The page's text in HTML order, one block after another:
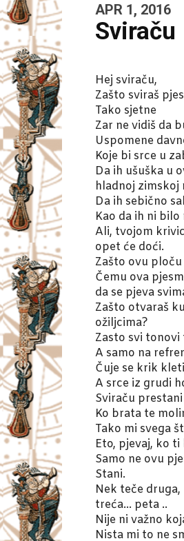
APR 1, 2016
Sviraču
Hej sviraču,
Zašto sviraš
Tako sjetne
Zar ne vidiš da
Uspomene
Koje bi srce u
Da ih ušuška u
hladnoj zimskoj
Da ih sebično
Kao da ih ni bilo
Ali, tvojom
opet će doći.
Zašto ovu ploču
Čemu ova
da se pjeva
Zašto otvaraš
ožiljcima?
Zasto svi tonovi
A samo na
Čuje se krik kleti
A srce iz grudi
Sviraču prestani
Ko brata te
Tako mi svega
Eto, pjevaj, ko ti
Samo ne ovu
Stani.
Nek teče druga,
treća… peta ..
Nije ni važno
Nista mi to ne